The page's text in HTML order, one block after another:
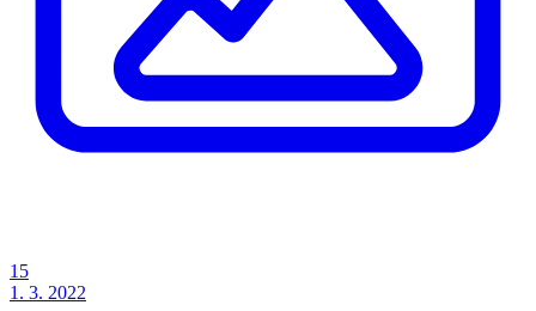
15
1. 3. 2022